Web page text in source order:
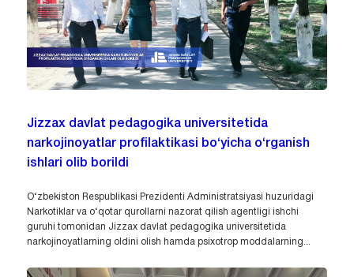
Jizzax davlat pedagogika universitetida
narkojinoyatlar profilaktikasi bo‘yicha o‘rganish
ishlari olib borildi
O‘zbekiston Respublikasi Prezidenti Administratsiyasi huzuridagi
Narkotiklar va o‘qotar qurollarni nazorat qilish agentligi ishchi
guruhi tomonidan Jizzax davlat pedagogika universitetida
narkojinoyatlarning oldini olish hamda psixotrop moddalarning...